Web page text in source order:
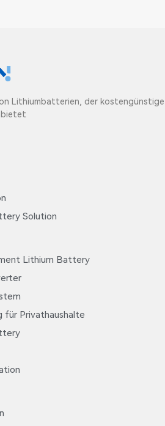
Lithiumbatterien, der kostengünstige
Solution
Lithium Battery
für Privathaushalte